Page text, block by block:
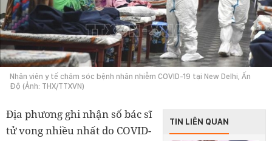
Nhân viên y tế chăm sóc bệnh nhân nhiễm COVID-19 tại New Delhi, Ấn
Độ (Ảnh: THX/TTXVN)
TIN LIÊN QUAN
Địa phương ghi nhận số bác sĩ
tử vong nhiều nhất do COVID-